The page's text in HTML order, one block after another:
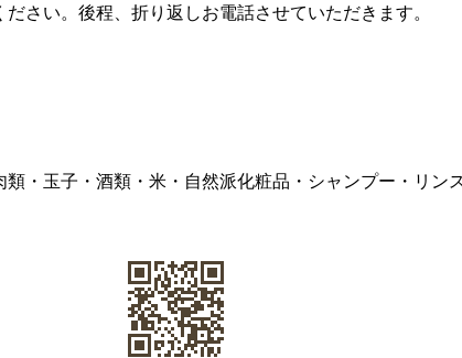
さい。後程、折り返しお電話させていただきます。
・玉子・酒類・米・自然派化粧品・シャンプー・リ